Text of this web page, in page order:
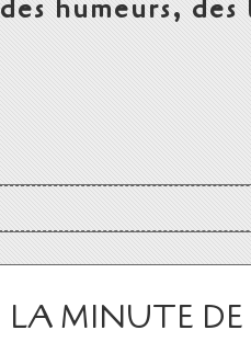
des humeurs,
LA MINUTE DE